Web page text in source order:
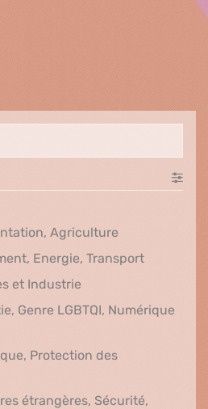
Agriculture
Energie, TransportClimat,
et Industrie
Genre LGBTQI, Numérique
Genre LGBTQI,
Protection des
Santé publique, Protection
étrangères, Sécurité,